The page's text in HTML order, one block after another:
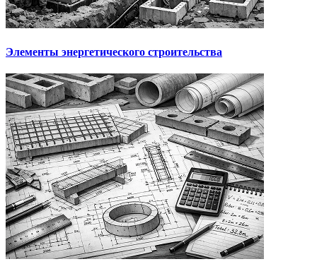
Элементы энергетического строительства